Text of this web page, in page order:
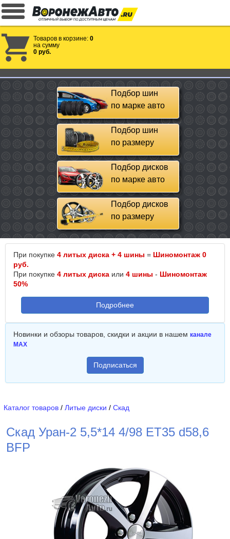
Товаров в корзине: 0
на сумму
0 руб.
Подбор шин
по марке авто
Подбор шин
по размеру
Подбор дисков
по марке авто
Подбор дисков
по размеру
При покупке 4 литых диска + 4 шины = Шиномонтаж 0
руб.
При покупке 4 литых диска или 4 шины - Шиномонтаж
50%
Подробнее
Новинки и обзоры товаров, скидки и акции в нашем канале
MAX
Подписаться
Каталог товаров / Литые диски / Скад
Скад Уран-2 5,5*14 4/98 ET35 d58,6
BFP